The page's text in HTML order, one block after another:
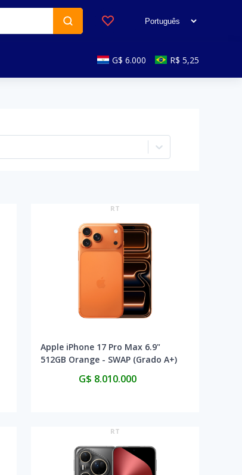
G$ 6.000 R$ 5,25
RT
Apple iPhone 17 Pro Max 6.9"
512GB Orange - SWAP (Grado A+)
G$ 8.010.000
RT